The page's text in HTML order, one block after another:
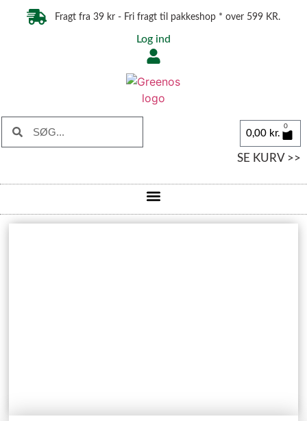
Fragt fra 39 kr - Fri fragt til pakkeshop * over 599 KR.
Log ind
0,00 kr.
0
SE KURV >>